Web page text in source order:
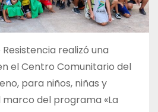
realizó una
el Centro Comunitario del
para niños, niñas y
del programa «La